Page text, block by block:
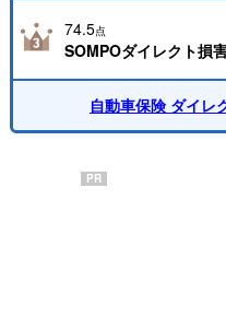
74.5点
SOMPOダイレクト損
自動車保険 ダイレ
PR